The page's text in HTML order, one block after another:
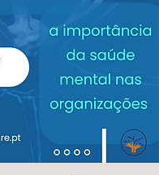
Contacte-